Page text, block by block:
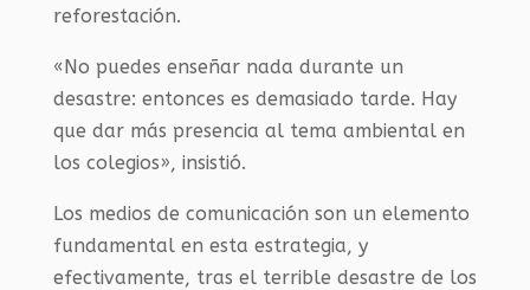
reforestación.
«No puedes enseñar nada durante un
desastre: entonces es demasiado tarde. Hay
que dar más presencia al tema ambiental en
los colegios», insistió.
Los medios de comunicación son un elemento
fundamental en esta estrategia, y
efectivamente, tras el terrible desastre de los